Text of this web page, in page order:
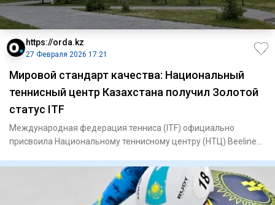
https://orda.kz
27 Февраля 2026 17:21
Мировой стандарт качества: Национальный
теннисный центр Казахстана получил Золотой
статус ITF
Международная федерация тенниса (ITF) официально
присвоила Национальному теннисному центру (НТЦ) Beeline